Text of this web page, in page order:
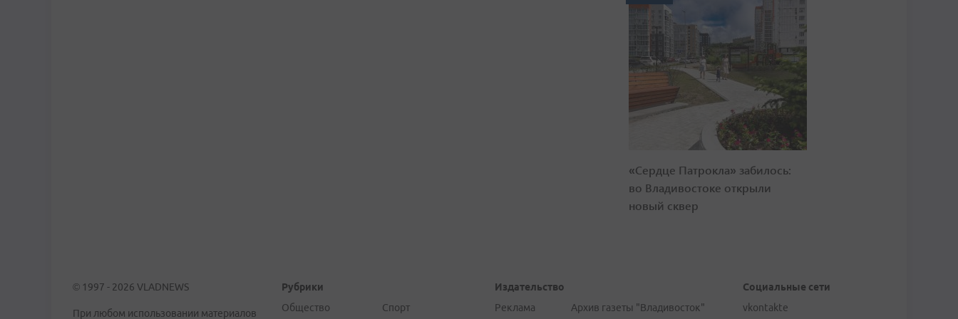
«Сердце Патрокла» забилось:
во Владивостоке открыли
новый сквер
© 1997 - 2026 VLADNEWS
При любом использовании материалов
Рубрики
Общество
Спорт
Издательство
Реклама
Архив газеты "Владивосток"
Социальные сети
vkontakte